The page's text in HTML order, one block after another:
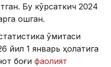
Бу кўрсаткич 2024
ошган.
қўмитаси
йил 1 январь ҳолатига
боғи фаолият